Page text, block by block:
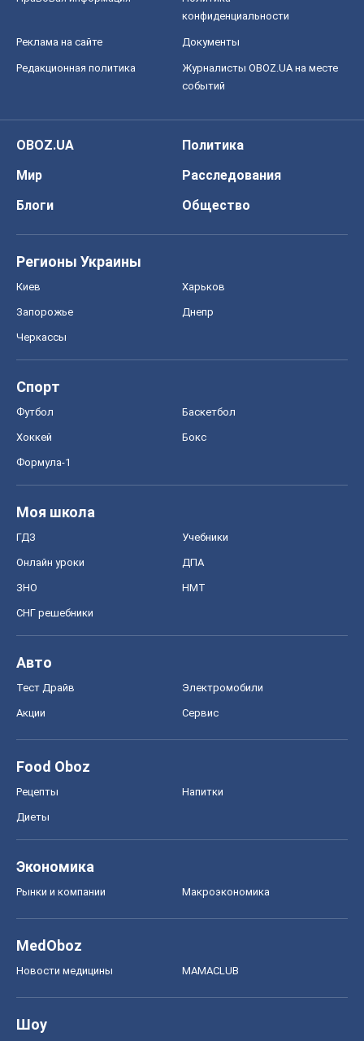
конфиденциальности
Реклама на сайте Документы
Редакционная политика
Журналисты OBOZ.UA на месте
событий
OBOZ.UA
Политика
Мир
Расследования
Блоги
Общество
Регионы Украины
Киев Харьков
Запорожье Днепр
Черкассы
Спорт
Футбол Баскетбол
Хоккей Бокс
Формула-1
Моя школа
ГДЗ Учебники
Онлайн уроки ДПА
ЗНО НМТ
СНГ решебники
Авто
Тест Драйв Электромобили
Акции Сервис
Food Oboz
Рецепты Напитки
Диеты
Экономика
Рынки и компании Mакроэкономика
MedOboz
Новости медицины MAMACLUB
Шоу